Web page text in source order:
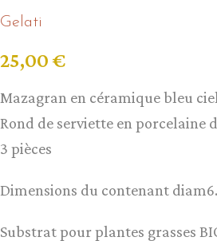
Gelati
25,00 €
Mazagran en céramique bleu ciel
Rond de serviette en porcelaine
3 pièces
Dimensions du contenant
Substrat pour plantes grasses